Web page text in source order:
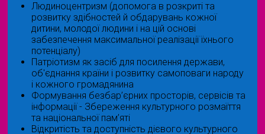
Людиноцентризм (допомога в розкриті та
розвитку здібностей й обдарувань кожної
дитини, молодої людини і на цій основі
забезпечення максимальної реалізації їхнього
потенціалу)
Патріотизм як засіб для посилення держави,
об'єднання країни і розвитку самоповаги народу
і кожного громадянина
Формування безбар’єрних просторів, сервісів та
інформації - Збереження культурного розмаїття
та національної пам’яті
Відкритість та доступність дієвого культурного